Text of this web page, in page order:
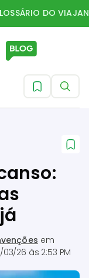
DO
em
03/26 às 2:53 PM